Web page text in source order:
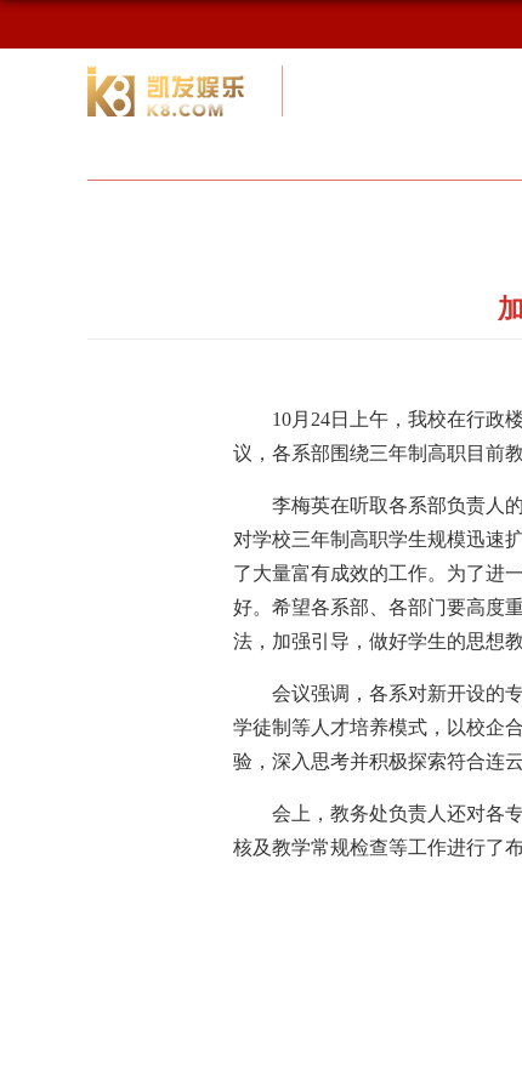
10月 24日 上午，我校在行政楼
议，各系部围绕三年制高职目前
李梅英在听取各系部负责人
对学校三年制高职学生规模迅速
了大量富有成效的工作。为了进
好。希望各系部、各部门要高度
法，加强引导，做好学生的思想
会议强调，各系对新开设的
学徒制等人才培养模式，以校企
验，深入思考并积极探索符合连
会上，教务处负责人还对各
核及教学常规检查等工作进行了布